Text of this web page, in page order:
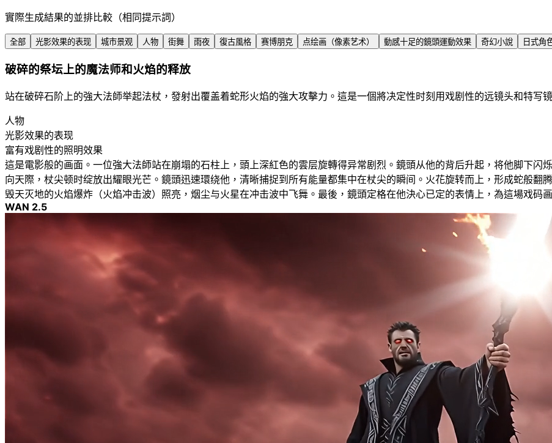
實際生成結果的並排比較（相同提示詞）
全部 光影效果的表现 城市景观 人物 街舞 雨夜 復古風格 赛博朋克 点绘画（像素艺术） 動感十足的鏡頭運動效果 奇幻小說 日式角
破碎的祭坛上的魔法师和火焰的释放
站在破碎石阶上的強大法師举起法杖，發射出覆盖着蛇形火焰的強大攻擊力。這是一個將决定性时刻用戏剧性的远镜头和特写
人物
光影效果的表现
富有戏剧性的照明效果
這是電影般的画面。一位強大法師站在崩塌的石柱上，頭上深紅色的雲层旋轉得异常剧烈。鏡頭从他的背后升起，将他脚下闪
向天際，杖尖顿时绽放出耀眼光芒。鏡頭迅速環绕他，清晰捕捉到所有能量都集中在杖尖的瞬间。火花旋转而上，形成蛇般翻
毁天灭地的火焰爆炸（火焰冲击波）照亮，烟尘与火星在冲击波中飞舞。最後，鏡頭定格在他決心已定的表情上，為這場戏码
WAN 2.5